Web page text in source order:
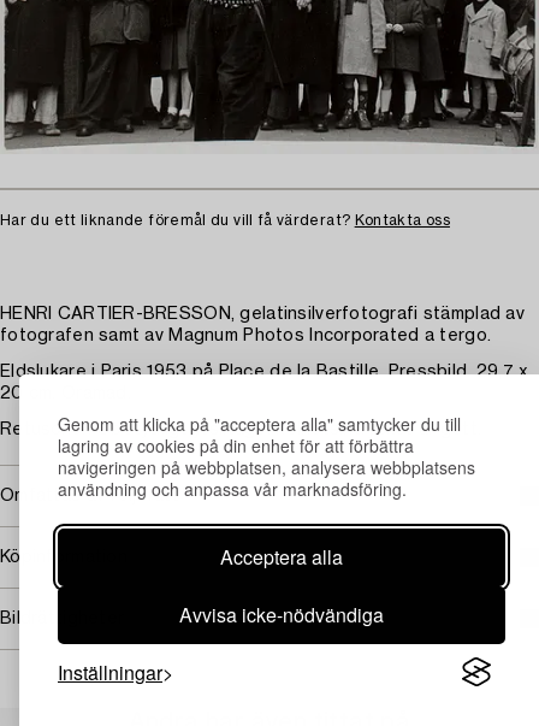
Genom att klicka på "acceptera alla" samtycker du till
lagring av cookies på din enhet för att förbättra
navigeringen på webbplatsen, analysera webbplatsens
användning och anpassa vår marknadsföring.
Acceptera alla
Avvisa icke-nödvändiga
Inställningar
Har du ett liknande föremål du vill få värderat? Kontakta oss
HENRI CARTIER-BRESSON, gelatinsilverfotografi stämplad av
fotografen samt av Magnum Photos Incorporated a tergo.
Eldslukare i Paris 1953 på Place de la Bastille. Pressbild. 29,7 x
20 cm. Oramad.
Retuscher. Obetydligt ytslitage. helhetsintrycket är gott.
Omfattas av följerätt
Köpinformation
Bildrättigheter